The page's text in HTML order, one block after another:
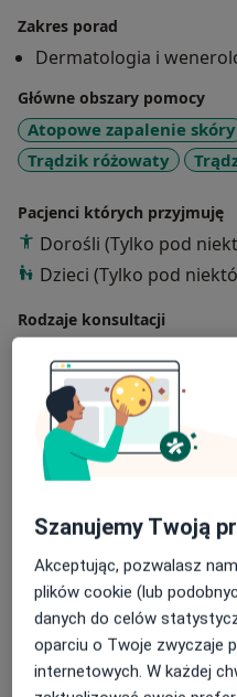
Zakres porad
Dermatologia i
Główne obszary pomocy
Atopowe zapalenie skóry
Trądzik różowaty
Pacjenci których przyjmuję
Dorośli (Tylko pod
Dzieci (Tylko pod
Rodzaje konsultacji
Zdjęcia i filmy
Zobacz galerię (3)
Szanujemy Twoją
Akceptując, pozwalasz
plików cookie (lub
danych do celów
oparciu o Twoje zwyczaje
internetowych. W każdej